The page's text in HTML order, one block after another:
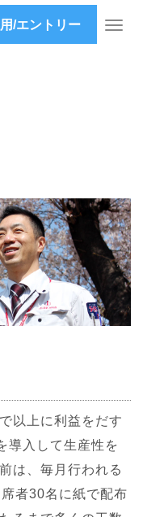
T
g
a
t
i
o
n
/エントリー
以上に利益をだす
導入して生産性を
は、毎月行われる
者30名に紙で配布